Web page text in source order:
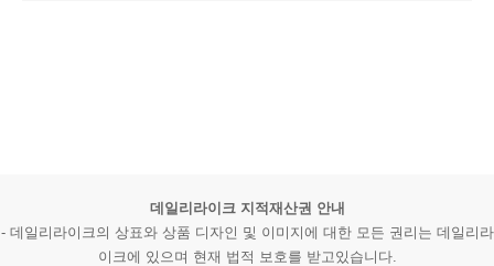
데일리라이크 지적재산권 안내
- 데일리라이크의 상표와 상품 디자인 및 이미지에 대한 모든 권리는 데일리라
이크에 있으며 현재 법적 보호를 받고있습니다.